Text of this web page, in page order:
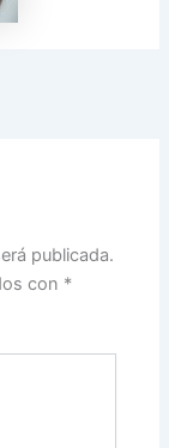
publicada.
con *